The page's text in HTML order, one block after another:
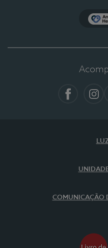
COMUNICAÇÃO